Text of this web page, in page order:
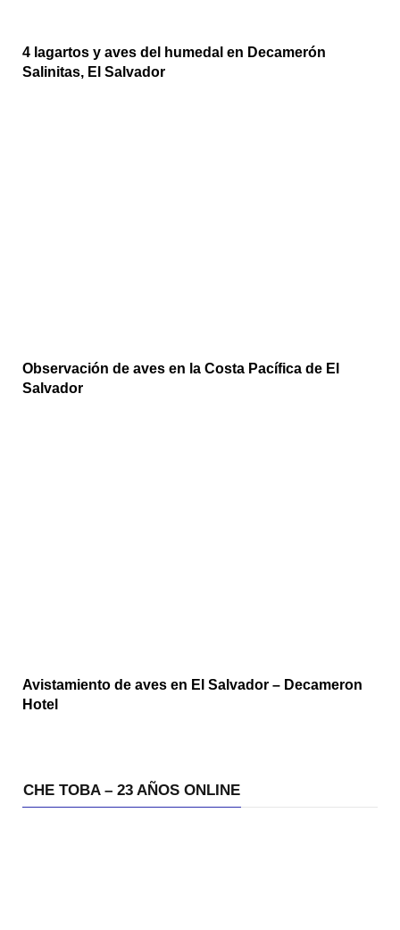
4 lagartos y aves del humedal en Decamerón
Salinitas, El Salvador
Observación de aves en la Costa Pacífica de El
Salvador
Avistamiento de aves en El Salvador – Decameron
Hotel
CHE TOBA – 23 AÑOS ONLINE